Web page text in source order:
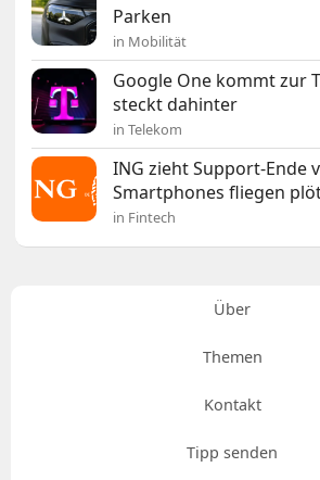
Parken
in Mobilität
Google One kommt zur
steckt dahinter
in Telekom
ING zieht Support-Ende
Smartphones fliegen
in Fintech
Über
Themen
Kontakt
Tipp senden